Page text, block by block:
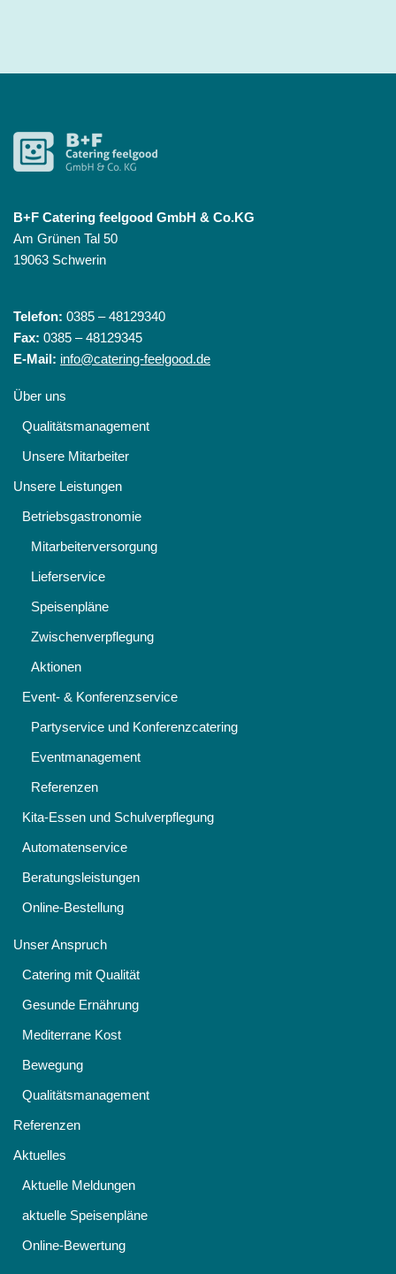
B+F Catering feelgood GmbH & Co.KG
Am Grünen Tal 50
19063 Schwerin
Telefon: 0385 – 48129340
Fax: 0385 – 48129345
E-Mail: info@catering-feelgood.de
Über uns
Qualitätsmanagement
Unsere Mitarbeiter
Unsere Leistungen
Betriebsgastronomie
Mitarbeiterversorgung
Lieferservice
Speisenpläne
Zwischenverpflegung
Aktionen
Event- & Konferenzservice
Partyservice und Konferenzcatering
Eventmanagement
Referenzen
Kita-Essen und Schulverpflegung
Automatenservice
Beratungsleistungen
Online-Bestellung
Unser Anspruch
Catering mit Qualität
Gesunde Ernährung
Mediterrane Kost
Bewegung
Qualitätsmanagement
Referenzen
Aktuelles
Aktuelle Meldungen
aktuelle Speisenpläne
Online-Bewertung